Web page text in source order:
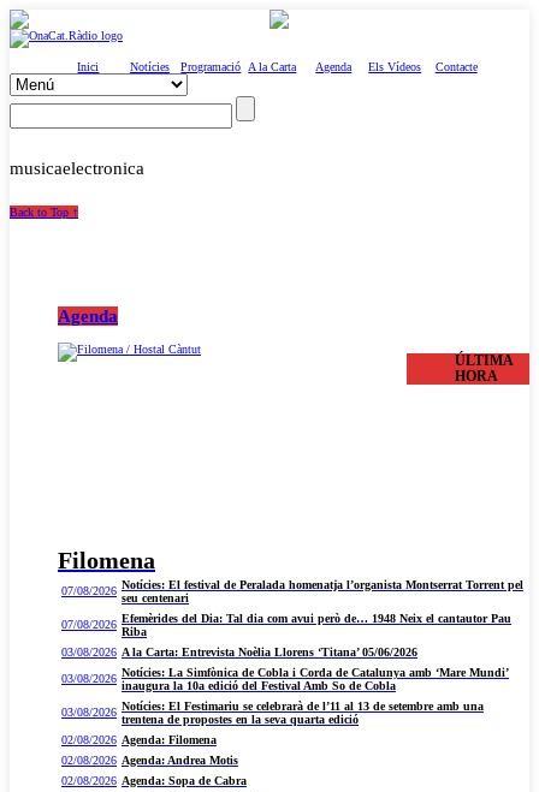
Inici Notícies Programació A la Carta Agenda Els Vídeos Contacte
musicaelectronica
Back to Top ↑
Agenda
Filomena
ÚLTIMA
HORA
07/08/2026 Notícies: El festival de Peralada homenatja l’organista Montserrat Torrent pel
seu centenari
07/08/2026 Efemèrides del Dia: Tal dia com avui però de… 1948 Neix el cantautor Pau
Riba
03/08/2026 A la Carta: Entrevista Noèlia Llorens ‘Titana’ 05/06/2026
03/08/2026 Notícies: La Simfònica de Cobla i Corda de Catalunya amb ‘Mare Mundi’
inaugura la 10a edició del Festival Amb So de Cobla
03/08/2026 Notícies: El Festimariu se celebrarà de l’11 al 13 de setembre amb una
trentena de propostes en la seva quarta edició
02/08/2026 Agenda: Filomena
02/08/2026 Agenda: Andrea Motis
02/08/2026 Agenda: Sopa de Cabra